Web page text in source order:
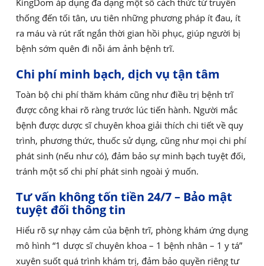
KingDom áp dụng đa dạng một số cách thức từ truyền
thống đến tối tân, ưu tiên những phương pháp ít đau, ít
ra máu và rút rất ngắn thời gian hồi phục, giúp người bị
bệnh sớm quên đi nỗi ám ảnh bệnh trĩ.
Chi phí minh bạch, dịch vụ tận tâm
Toàn bộ chi phí thăm khám cũng như điều trị bệnh trĩ
được công khai rõ ràng trước lúc tiến hành. Người mắc
bệnh được dược sĩ chuyên khoa giải thích chi tiết về quy
trình, phương thức, thuốc sử dụng, cũng như mọi chi phí
phát sinh (nếu như có), đảm bảo sự minh bạch tuyệt đối,
tránh một số chi phí phát sinh ngoài ý muốn.
Tư vấn không tốn tiền 24/7 – Bảo mật
tuyệt đối thông tin
Hiểu rõ sự nhạy cảm của bệnh trĩ, phòng khám ứng dụng
mô hình “1 dược sĩ chuyên khoa – 1 bệnh nhân – 1 y tá”
xuyên suốt quá trình khám trị, đảm bảo quyền riêng tư